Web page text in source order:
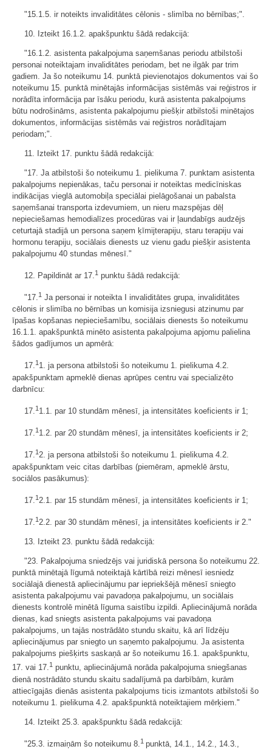
"15.1.5. ir noteikts invaliditātes cēlonis - slimība no bērnības;".
10. Izteikt 16.1.2. apakšpunktu šādā redakcijā:
"16.1.2. asistenta pakalpojuma saņemšanas periodu atbilstoši
personai noteiktajam invaliditātes periodam, bet ne ilgāk par trim
gadiem. Ja šo noteikumu 14. punktā pievienotajos dokumentos vai šo
noteikumu 15. punktā minētajās informācijas sistēmās vai reģistros ir
norādīta informācija par īsāku periodu, kurā asistenta pakalpojums
būtu nodrošināms, asistenta pakalpojumu piešķir atbilstoši minētajos
dokumentos, informācijas sistēmās vai reģistros norādītajam
periodam;".
11. Izteikt 17. punktu šādā redakcijā:
"17. Ja atbilstoši šo noteikumu 1. pielikuma 7. punktam asistenta
pakalpojums nepienākas, taču personai ir noteiktas medicīniskas
indikācijas vieglā automobiļa speciālai pielāgošanai un pabalsta
saņemšanai transporta izdevumiem, un nieru mazspējas dēļ
nepieciešamas hemodialīzes procedūras vai ir ļaundabīgs audzējs
ceturtajā stadijā un persona saņem ķīmijterapiju, staru terapiju vai
hormonu terapiju, sociālais dienests uz vienu gadu piešķir asistenta
pakalpojumu 40 stundas mēnesī."
12. Papildināt ar 17. 1 punktu šādā redakcijā:
"17.1 Ja personai ir noteikta I invaliditātes grupa, invaliditātes
cēlonis ir slimība no bērnības un komisija izsniegusi atzinumu par
īpašas kopšanas nepieciešamību, sociālais dienests šo noteikumu
16.1.1. apakšpunktā minēto asistenta pakalpojuma apjomu palielina
šādos gadījumos un apmērā:
17.1 1. ja persona atbilstoši šo noteikumu 1. pielikuma 4.2.
apakšpunktam apmeklē dienas aprūpes centru vai specializēto
darbnīcu:
17. 1 1.1. par 10 stundām mēnesī, ja intensitātes koeficients ir 1;
17.1 1.2. par 20 stundām mēnesī, ja intensitātes koeficients ir 2;
17.1 2. ja persona atbilstoši šo noteikumu 1. pielikuma 4.2.
apakšpunktam veic citas darbības (piemēram, apmeklē ārstu,
sociālos pasākumus):
17. 1 2.1. par 15 stundām mēnesī, ja intensitātes koeficients ir 1;
17.12.2. par 30 stundām mēnesī, ja intensitātes koeficients ir 2."
13. Izteikt 23. punktu šādā redakcijā:
"23. Pakalpojuma sniedzējs vai juridiskā persona šo noteikumu 22.
punktā minētajā līgumā noteiktajā kārtībā reizi mēnesī iesniedz
sociālajā dienestā apliecinājumu par iepriekšējā mēnesī sniegto
asistenta pakalpojumu vai pavadoņa pakalpojumu, un sociālais
dienests kontrolē minētā līguma saistību izpildi. Apliecinājumā norāda
dienas, kad sniegts asistenta pakalpojums vai pavadoņa
pakalpojums, un tajās nostrādāto stundu skaitu, kā arī līdzēju
apliecinājumus par sniegto un saņemto pakalpojumu. Ja asistenta
pakalpojums piešķirts saskaņā ar šo noteikumu 16.1. apakšpunktu,
17. vai 17.1 punktu, apliecinājumā norāda pakalpojuma sniegšanas
dienā nostrādāto stundu skaitu sadalījumā pa darbībām, kurām
attiecīgajās dienās asistenta pakalpojums ticis izmantots atbilstoši šo
noteikumu 1. pielikuma 4.2. apakšpunktā noteiktajiem mērķiem."
14. Izteikt 25.3. apakšpunktu šādā redakcijā:
"25.3. izmaiņām šo noteikumu 8. 1 punktā, 14.1., 14.2., 14.3.,